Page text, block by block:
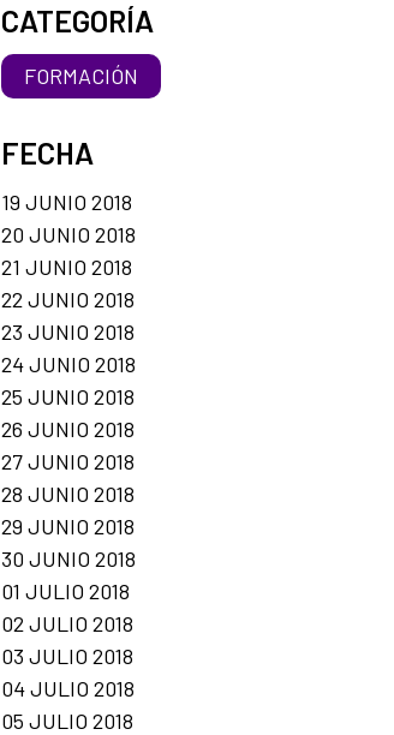
CATEGORÍA
FORMACIÓN
FECHA
19 JUNIO 2018
20 JUNIO 2018
21 JUNIO 2018
22 JUNIO 2018
23 JUNIO 2018
24 JUNIO 2018
25 JUNIO 2018
26 JUNIO 2018
27 JUNIO 2018
28 JUNIO 2018
29 JUNIO 2018
30 JUNIO 2018
01 JULIO 2018
02 JULIO 2018
03 JULIO 2018
04 JULIO 2018
05 JULIO 2018